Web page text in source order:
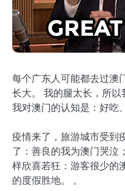
每个广东人可能都去过澳
长大。 我的腿太长，所以
我对澳门的认知是：好吃
疫情来了，旅游城市受到
了：善良的我为澳门哭泣
样欣喜若狂：游客很少的
的度假胜地。 。